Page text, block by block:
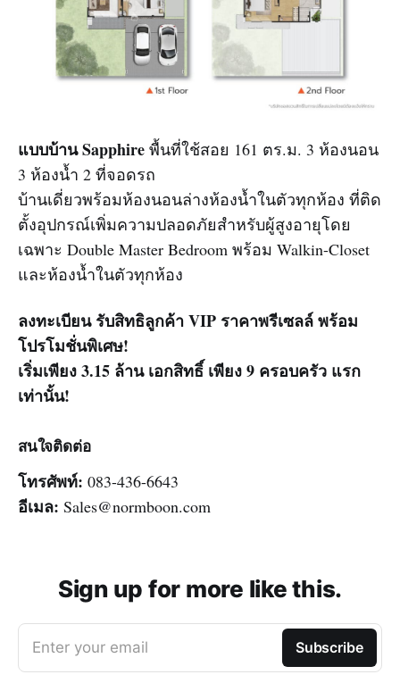
แบบบ้าน Sapphire พื้นที่ใช้สอย 161 ตร.ม. 3 ห้องนอน
3 ห้องน้ำ 2 ที่จอดรถ
บ้านเดี่ยวพร้อมห้องนอนล่างห้องน้ำในตัวทุกห้อง ที่ติด
ตั้งอุปกรณ์เพิ่มความปลอดภัยสำหรับผู้สูงอายุโดย
เฉพาะ Double Master Bedroom พร้อม Walkin-Closet
และห้องน้ำในตัวทุกห้อง
ลงทะเบียน รับสิทธิลูกค้า VIP ราคาพรีเซลล์ พร้อม
โปรโมชั่นพิเศษ!
เริ่มเพียง 3.15 ล้าน เอกสิทธิ์ เพียง 9 ครอบครัว แรก
เท่านั้น!
สนใจติดต่อ
โทรศัพท์: 083-436-6643
อีเมล: Sales@normboon.com
Sign up for more like this.
Enter your email Subscribe